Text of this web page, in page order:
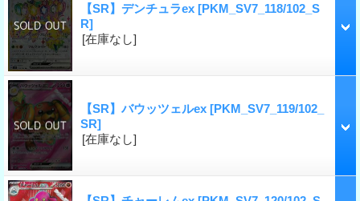
【SR】デンチュラex [PKM_SV7_118/102_S
R]
[在庫なし]
【SR】バウッツェルex [PKM_SV7_119/102_
SR]
[在庫なし]